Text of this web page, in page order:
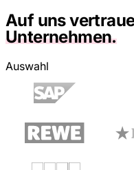
Auf uns
Unternehmen.
Auswahl